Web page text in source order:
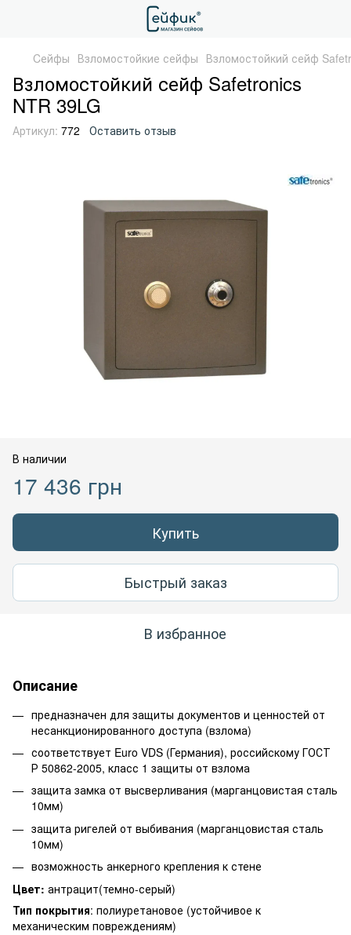
Cейфы Взломостойкие сейфы Взломостойкий сейф
Взломостойкий сейф Safetronics
NTR 39LG
Артикул: 772 Оставить отзыв
В наличии
17 436 грн
Купить
Быстрый заказ
В избранное
Описание
предназначен для защиты документов и ценностей от
несанкционированного доступа (взлома)
соответствует Euro VDS (Германия), российскому ГОСТ
Р 50862-2005, класс 1 защиты от взлома
защита замка от высверливания (марганцовистая сталь
10мм)
защита ригелей от выбивания (марганцовистая сталь
10мм)
возможность анкерного крепления к стене
Цвет: антрацит(темно-серый)
Тип покрытия: полиуретановое (устойчивое к
механическим повреждениям)